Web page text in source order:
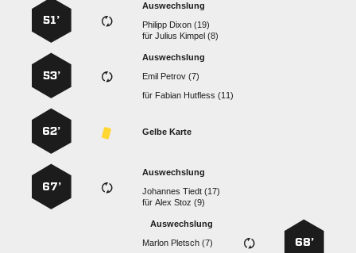
Auswechslung
  
für  
51’
Auswechslung
  
für   
53’
Gelbe Karte
62’
Auswechslung
  
für  
67’
68’
Auswechslung
  